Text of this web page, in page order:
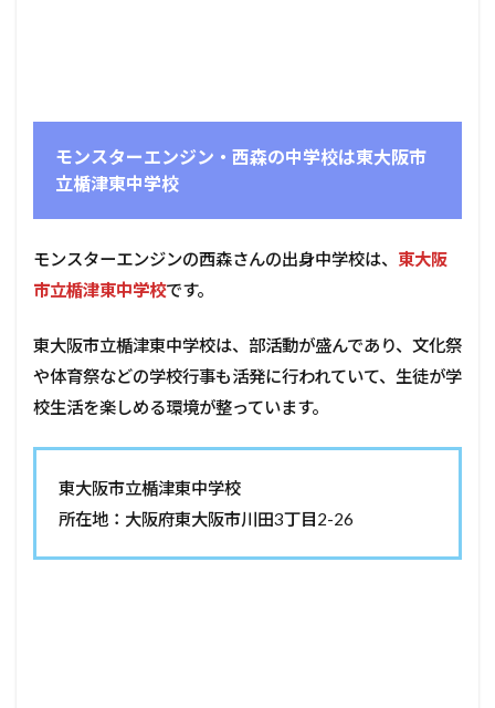
モンスターエンジン・西森の中学校は東大阪市
立楯津東中学校
モンスターエンジンの西森さんの出身中学校は、 東大阪
市立楯津東中学校です。
東大阪市立楯津東中学校は、部活動が盛んであり、文化祭
や体育祭などの学校行事も活発に行われていて、生徒が学
校生活を楽しめる環境が整っています。
東大阪市立楯津東中学校
所在地：大阪府東大阪市川田3丁目2-26